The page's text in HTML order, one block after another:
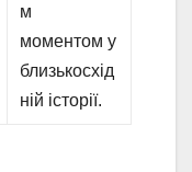
м
моментом у
близькосхід
ній історії.